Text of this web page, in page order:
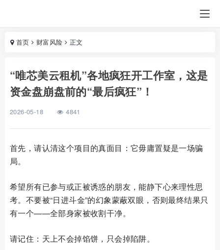
首页 财富风险 正文
“唯芯美云租机”各地疯狂开工作室，这是
资金盘崩盘前的“最后疯狂”！
2026-05-18 4841
首先，请认清这个项目的真面目：它毋庸置疑是一场骗
局。
希望所有已参与或正被诱惑的朋友，能静下心来理性思
考。不要被“日进斗金”的幻象蒙蔽双眼，否则最终结果只
有一个——全部身家被收割干净。
请记住：天上不会掉馅饼，只会掉陷阱。